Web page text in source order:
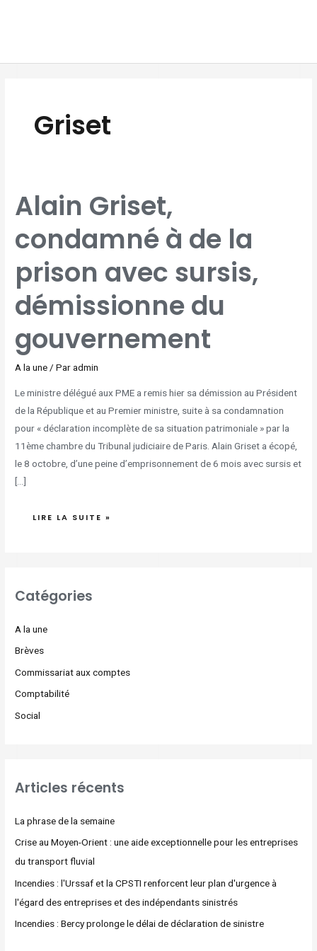
Griset
Alain Griset,
condamné à de la
prison avec sursis,
démissionne du
gouvernement
A la une/ Paradmin
Le ministre délégué aux PME a remis hier sa démission au Président
de la République et au Premier ministre, suite à sa condamnation
pour « déclaration incomplète de sa situation patrimoniale » par la
11ème chambre du Tribunal judiciaire de Paris. Alain Griset a écopé,
le 8 octobre, d’une peine d’emprisonnement de 6 mois avec sursis et
[…]
ALAIN
GRISET,
CONDAMNÉ
À
PRISON
AVEC
SURSIS,
DU
GOUVERNEMENT
LIRE LA SUITE »
Catégories
A la une
Brèves
Commissariat aux comptes
Comptabilité
Social
Articles récents
La phrase de la semaine
Crise au Moyen-Orient : une aide exceptionnelle pour les entreprises
du transport fluvial
Incendies : l'Urssaf et la CPSTI renforcent leur plan d'urgence à
l'égard des entreprises et des indépendants sinistrés
Incendies : Bercy prolonge le délai de déclaration de sinistre